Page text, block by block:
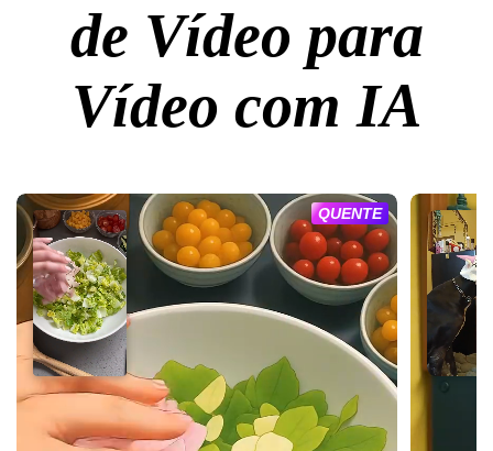
de Vídeo para
Vídeo com IA
QUENTE